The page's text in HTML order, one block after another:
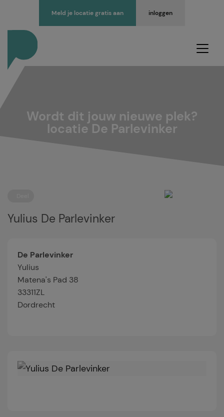
inloggen
Meld je locatie gratis aan
Wordt dit jouw nieuwe plek?
locatie De Parlevinker
Yulius De Parlevinker
De Parlevinker
Yulius
Matena's Pad 38
33311ZL
Dordrecht